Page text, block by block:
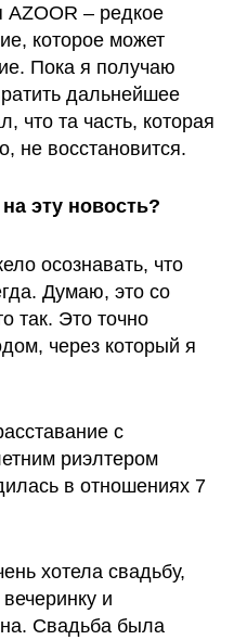
AZOOR – редкое
которое может
Пока я получаю
дальнейшее
что та часть, которая
не восстановится.
эту новость?
осознавать, что
Думаю, это со
так. Это точно
через который я
с
риэлтером
в отношениях 7
хотела свадьбу,
и
Свадьба была